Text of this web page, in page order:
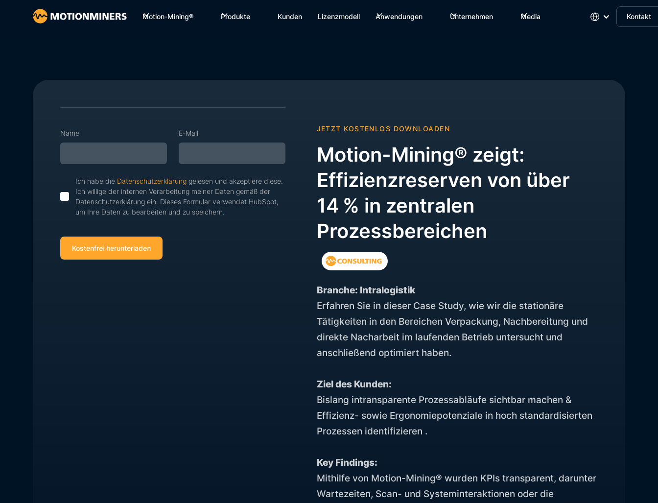
Motion-Mining® Produkte Kunden Lizenzmodell Anwendungen Unternehmen Media Kontakt
JETZT KOSTENLOS DOWNLOADEN
Motion-Mining® zeigt:
Effizienzreserven von über
14 % in zentralen
Prozessbereichen
Branche: Intralogistik
Erfahren Sie in dieser Case Study, wie wir die stationäre
Tätigkeiten in den Bereichen Verpackung, Nachbereitung und
direkte Nacharbeit im laufenden Betrieb untersucht und
anschließend optimiert haben.
Ziel des Kunden:
Bislang intransparente Prozessabläufe sichtbar machen &
Effizienz- sowie Ergonomiepotenziale in hoch standardisierten
Prozessen identifizieren .
Key Findings:
Mithilfe von Motion-Mining® wurden KPIs transparent, darunter
Wartezeiten, Scan- und Systeminteraktionen oder die
Name E-Mail
Ich habe die Datenschutzerklärunggelesen und akzeptiere diese.
Ich willige der internen Verarbeitung meiner Daten gemäß der
Datenschutzerklärung ein. Dieses Formular verwendet HubSpot,
um Ihre Daten zu bearbeiten und zu speichern.